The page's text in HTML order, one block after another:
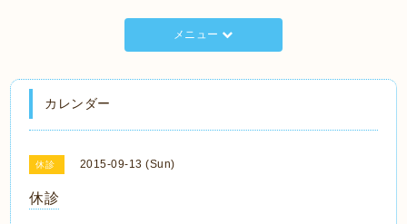
メニュー
カレンダー
休診 2015-09-13 (Sun)
休診